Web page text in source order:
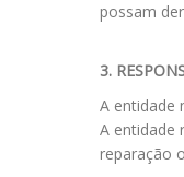
possam
3.
A entidade
A entidade
reparação